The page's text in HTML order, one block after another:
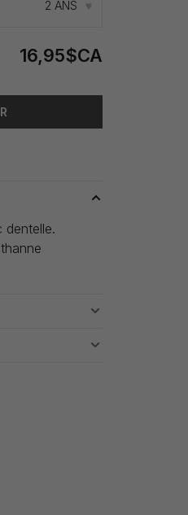
2 ANS ▾
16,95$CA
dentelle.